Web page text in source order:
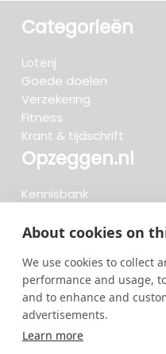
About cookies on
We use cookies to collect
performance and usage,
and to enhance and
advertisements.
Learn more
Categorieën
Loterij
Goede doelen
Verzekering
Fitness
Krant & tijdschrift
Opzeggen.nl
Kennisbank
Beoordelingen
Meteen